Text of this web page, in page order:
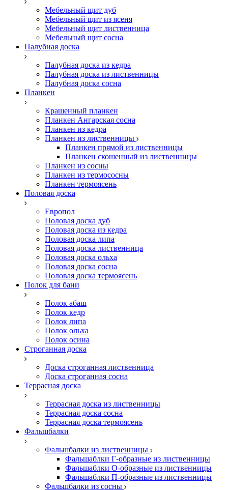
Мебельный щит дуб
Мебельный щит из ясеня
Мебельный щит лиственница
Мебельный щит сосна
Палубная доска
Палубная доска из кедра
Палубная доска из лиственницы
Палубная доска сосна
Планкен
Крашенный планкен
Планкен Ангарская сосна
Планкен из кедра
Планкен из лиственницы
Планкен прямой из лиственницы
Планкен скошенный из лиственницы
Планкен из сосны
Планкен из термососны
Планкен термоясень
Половая доска
Европол
Половая доска дуб
Половая доска из кедра
Половая доска липа
Половая доска лиственница
Половая доска ольха
Половая доска сосна
Половая доска термоясень
Полок для бани
Полок абаш
Полок кедр
Полок липа
Полок ольха
Полок осина
Строганная доска
Доска строганная лиственница
Доска строганная сосна
Террасная доска
Террасная доска из лиственницы
Террасная доска сосна
Террасная доска термоясень
Фальшбалки
Фальшбалки из лиственницы
Фальшаблки Г-образные из лиственницы
Фальшаблки О-образные из лиственницы
Фальшаблки П-образные из лиственницы
Фальшбалки из сосны